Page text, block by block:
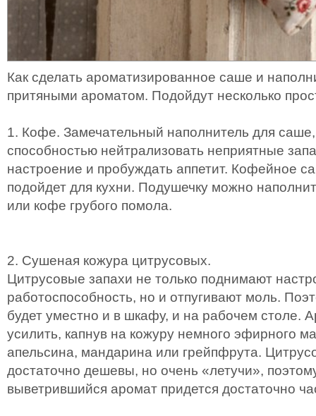
Как сделать ароматизированное саше и
притяными ароматом. Подойдут несколько
1. Кофе. Замечательный наполнитель для
способностью нейтрализовать неприятные
настроение и пробуждать аппетит. Кофейное
подойдет для кухни. Подушечку можно
или кофе грубого помола.
2. Сушеная кожура цитрусовых.
Цитрусовые запахи не только поднимают
работоспособность, но и отпугивают моль.
будет уместно и в шкафу, и на рабочем столе.
усилить, капнув на кожуру немного эфирного
апельсина, мандарина или грейпфрута.
достаточно дешевы, но очень «летучи»,
выветрившийся аромат придется достаточно